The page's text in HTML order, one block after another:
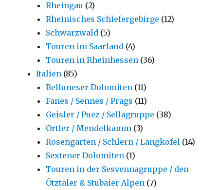
Rheingau (2)
Rheinisches Schiefergebirge (12)
Schwarzwald (5)
Touren im Saarland (4)
Touren in Rheinhessen (36)
Italien (85)
Belluneser Dolomiten (11)
Fanes / Sennes / Prags (11)
Geisler / Puez / Sellagruppe (38)
Ortler / Mendelkamm (3)
Rosengarten / Schlern / Langkofel (14)
Sextener Dolomiten (1)
Touren in der Sesvennagruppe / den
Ötztaler & Stubaier Alpen (7)